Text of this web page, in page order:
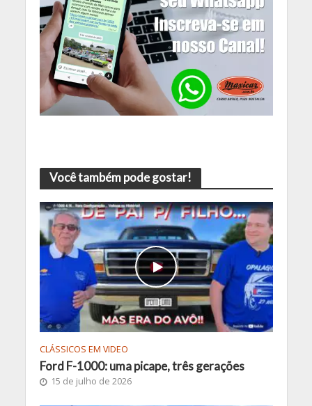
Você também pode gostar!
CLÁSSICOS EM VIDEO
Ford F-1000: uma picape, três gerações
15 de julho de 2026